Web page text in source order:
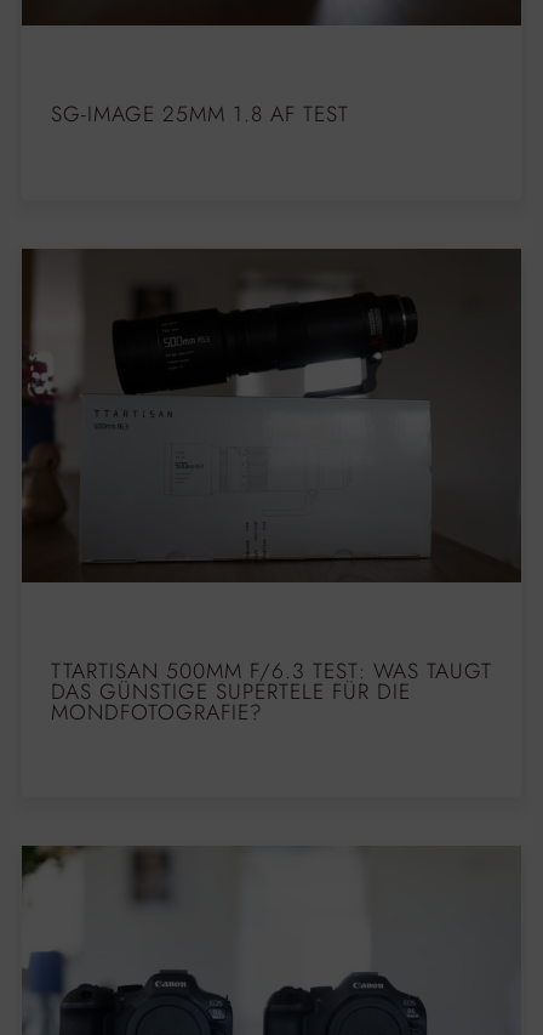
SG-IMAGE 25MM 1.8 AF TEST
TTARTISAN 500MM F/6.3 TEST: WAS TAUGT
DAS GÜNSTIGE SUPERTELE FÜR DIE
MONDFOTOGRAFIE?